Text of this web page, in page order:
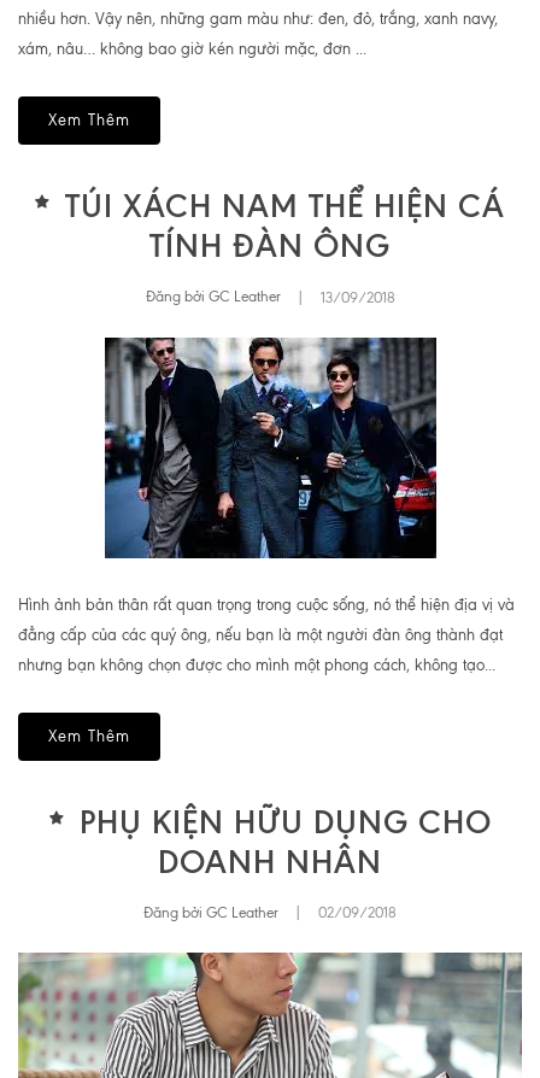
nhiều hơn. Vậy nên, những gam màu như: đen, đỏ, trắng, xanh navy,
xám, nâu… không bao giờ kén người mặc, đơn ...
Xem Thêm
TÚI XÁCH NAM THỂ HIỆN CÁ
TÍNH ĐÀN ÔNG
Đăng bởi GC Leather 13/09/2018
Hình ảnh bản thân rất quan trọng trong cuộc sống, nó thể hiện địa vị và
đẳng cấp của các quý ông, nếu bạn là một người đàn ông thành đạt
nhưng bạn không chọn được cho mình một phong cách, không tạo...
Xem Thêm
PHỤ KIỆN HỮU DỤNG CHO
DOANH NHÂN
Đăng bởi GC Leather 02/09/2018